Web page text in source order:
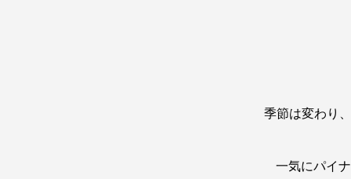
季節は変わり
一気にパイ